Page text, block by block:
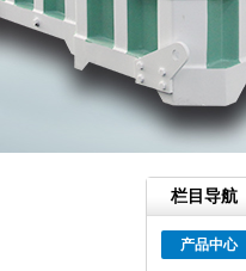
栏目导航
产品中心